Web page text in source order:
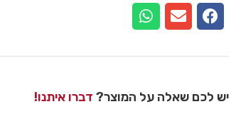
יש לכם שאלה על המוצר? דברו איתנו!